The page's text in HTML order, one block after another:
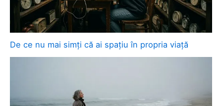
De ce nu mai simți că ai spațiu în propria viață